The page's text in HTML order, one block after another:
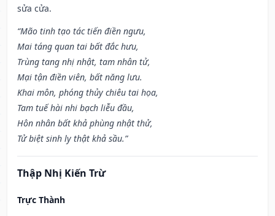
sửa cửa.
“Mão tinh tạo tác tiến điền ngưu,
Mai táng quan tai bất đắc hưu,
Trùng tang nhị nhật, tam nhân tử,
Mại tận điền viên, bất năng lưu.
Khai môn, phóng thủy chiêu tai họa,
Tam tuế hài nhi bạch liễu đầu,
Hôn nhân bất khả phùng nhật thử,
Tử biệt sinh ly thật khả sầu.”
Thập Nhị Kiến Trừ
Trực Thành